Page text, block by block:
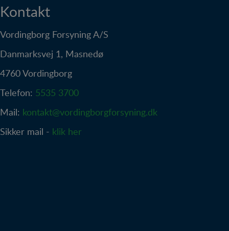
Kontakt
Vordingborg Forsyning A/S
Danmarksvej 1, Masnedø
4760 Vordingborg
Telefon: 5535 3700
Mail: kontakt@vordingborgforsyning.dk
Sikker mail - klik her